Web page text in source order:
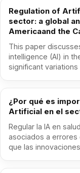
Regulation of
sector: a global
Americaand the
This paper
intelligence (AI) in
significant
¿Por qué es
Artificial en el
Regular la IA en
asociados a errores
que las